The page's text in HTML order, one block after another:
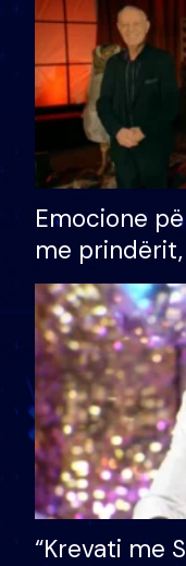
Emocione
me
divorci apo
“Krevati me